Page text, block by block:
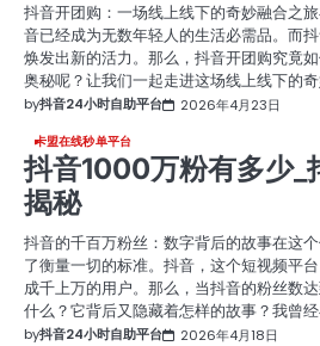
抖音开团购：一场线上线下的奇妙融合之
音已经成为无数年轻人的生活必需品。而
焕发出新的活力。那么，抖音开团购究竟
奥秘呢？让我们一起走进这场线上线下的
by抖音24小时自助平台 2026年4月23日
卡盟在线秒单平台
抖音1000万粉有多少_
揭秘
抖音的千百万粉丝：数字背后的故事在这
了衡量一切的标准。抖音，这个短视频平
成千上万的用户。那么，当抖音的粉丝数
什么？它背后又隐藏着怎样的故事？我曾
by抖音24小时自助平台 2026年4月18日